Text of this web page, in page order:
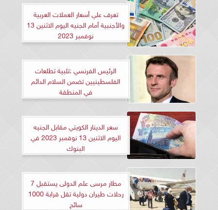
تعرف علي أسعار العملات العربية
والأجنبية أمام الجنيه اليوم الاثنين 13
نوفمبر 2023
الرئيس الفرنسي :تلبية تطلعات
الفلسطينيين تضمن السلام الدائم
في المنطقة
سعر الدينار الكويتي مقابل الجنيه
اليوم الاثنين 13 نوفمبر 2023 في
البنوك
مطار مرسى علم الدولى يستقبل 7
رحلات طيران دولية تقل قرابة 1000
سائح